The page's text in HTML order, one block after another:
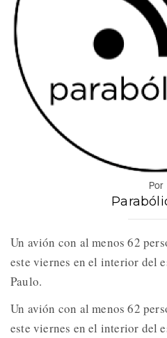
Por
Un avión con al menos 62
este viernes en el interior del
Paulo.
Un avión con al menos 62
este viernes en el interior del